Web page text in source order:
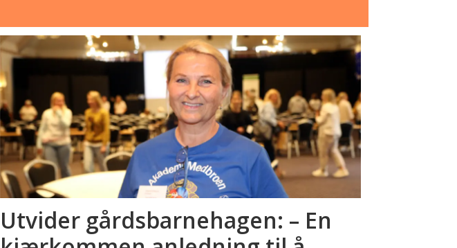
Utvider gårdsbarnehagen: – En